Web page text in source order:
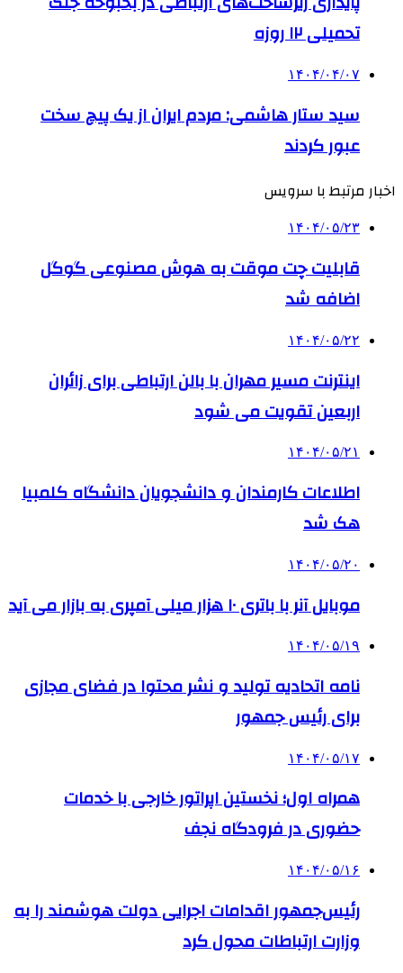
تحمیلی ۱۲ روزه
۱۴۰۴/۰۴/۰۷
سید ستار هاشمی: مردم ایران از یک پیچ سخت
عبور کردند
اخبار مرتبط با سرویس
۱۴۰۴/۰۵/۲۳
قابلیت چت موقت به هوش مصنوعی گوگل
اضافه شد
۱۴۰۴/۰۵/۲۲
اینترنت مسیر مهران با بالن ارتباطی برای زائران
اربعین تقویت می شود
۱۴۰۴/۰۵/۲۱
اطلاعات کارمندان و دانشجویان دانشگاه کلمبیا
هک شد
۱۴۰۴/۰۵/۲۰
موبایل آنر با باتری ۱۰ هزار میلی آمپری به بازار می آید
۱۴۰۴/۰۵/۱۹
نامه اتحادیه تولید و نشر محتوا در فضای مجازی
برای رئیس جمهور
۱۴۰۴/۰۵/۱۷
همراه اول؛ نخستین اپراتور خارجی با خدمات
حضوری در فرودگاه نجف
۱۴۰۴/۰۵/۱۶
رئیس‌جمهور اقدامات اجرایی دولت هوشمند را به
وزارت ارتباطات محول کرد